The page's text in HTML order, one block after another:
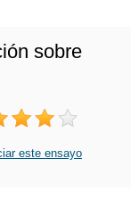
sobre
este ensayo